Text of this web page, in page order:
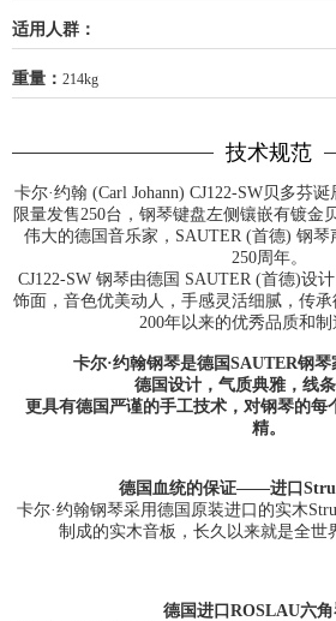
适用人群：
重量： 214kg
技术规范
卡尔·约翰 (Carl Johann) CJ122-SW贝多芬
限量发售250台，钢琴键盘左侧镶嵌有镀金
伟大的德国音乐家，SAUTER (首德) 钢
250周年。
CJ122-SW 钢琴由德国 SAUTER (首德)设
饰面，音色优美动人，手感灵活细腻，传
200年以来的优秀品质和制
卡尔·约翰钢琴是德国SAUTER钢
德国设计，气质典雅，线
更具有德国严谨的手工技术，对钢琴的每
精。
德国血统的保证——进口
卡尔·约翰钢琴采用德国原装进口的实木
制成的实木音板，长久以来就是全世
德国进口ROSLAU六